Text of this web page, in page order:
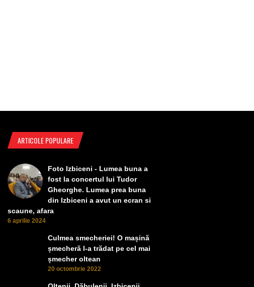
ARTICOLE POPULARE
Foto Izbiceni - Lumea buna a
fost la concertul lui Tudor
Gheorghe. Lumea prea buna
din Izbiceni a avut un ecran si
scaune, afara
6 aprilie 2024
Culmea smecheriei! O mașină
șmecheră l-a trădat pe cel mai
șmecher oltean
20 octombrie 2022